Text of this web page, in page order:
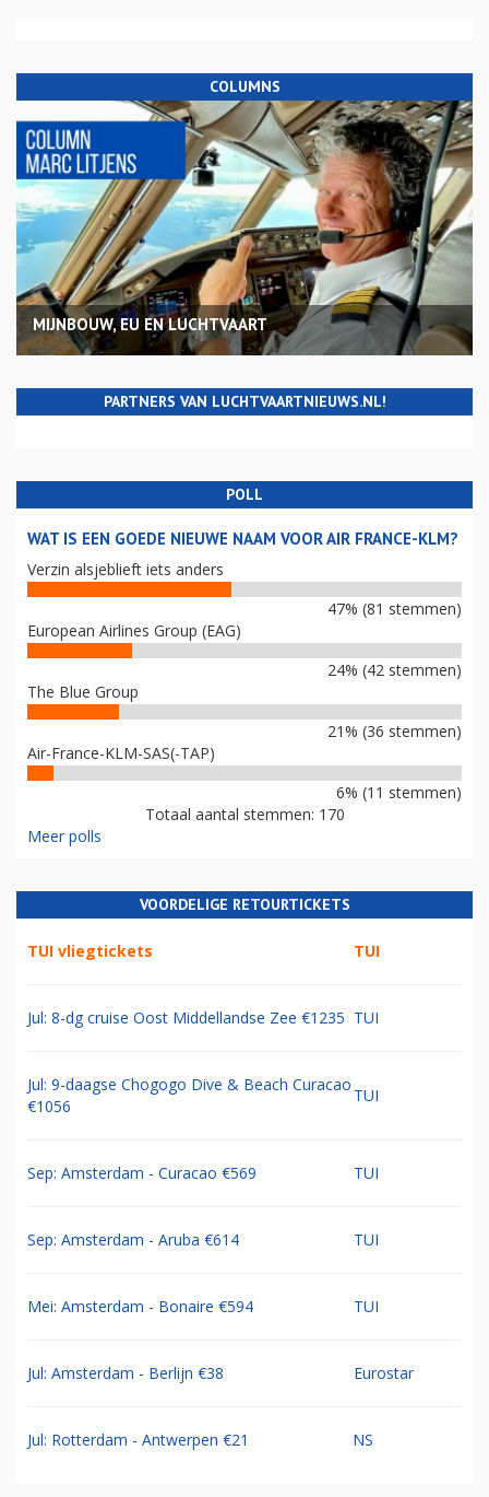
COLUMNS
MIJNBOUW, EU EN LUCHTVAART
PARTNERS VAN LUCHTVAARTNIEUWS.NL!
POLL
WAT IS EEN GOEDE NIEUWE NAAM VOOR AIR FRANCE-KLM?
Verzin alsjeblieft iets anders
47% (81 stemmen)
European Airlines Group (EAG)
24% (42 stemmen)
The Blue Group
21% (36 stemmen)
Air-France-KLM-SAS(-TAP)
6% (11 stemmen)
Totaal aantal stemmen: 170
Meer polls
VOORDELIGE RETOURTICKETS
TUI vliegtickets TUI
Jul: 8-dg cruise Oost Middellandse Zee €1235 TUI
Jul: 9-daagse Chogogo Dive & Beach Curacao
€1056
TUI
Sep: Amsterdam - Curacao €569 TUI
Sep: Amsterdam - Aruba €614 TUI
Mei: Amsterdam - Bonaire €594 TUI
Jul: Amsterdam - Berlijn €38 Eurostar
Jul: Rotterdam - Antwerpen €21 NS